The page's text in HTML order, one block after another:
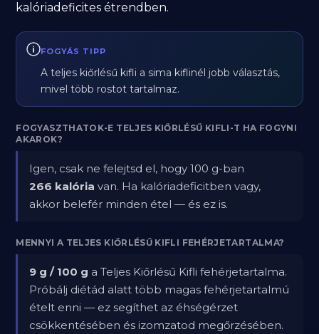
kalóriadeficites étrendben.
FOGYÁS TIPP
A teljes kiőrlésű kifli a sima kiflinél jobb választás,
mivel több rostot tartalmaz.
FOGYASZTHATOK-E TELJES KIŐRLÉSŰ KIFLI-T HA FOGYNI
AKAROK?
Igen, csak ne felejtsd el, hogy 100 g-ban
266 kalória van. Ha kalóriadeficitben vagy,
akkor belefér minden étel — és ez is.
MENNYI A TELJES KIŐRLÉSŰ KIFLI FEHÉRJETARTALMA?
9 g / 100 g a Teljes Kiőrlésű Kifli fehérjetartalma.
Próbálj diétád alatt több magas fehérjetartalmú
ételt enni — ez segíthet az éhségérzet
csökkentésében és izomzatod megőrzésében.